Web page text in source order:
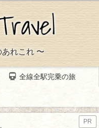
れこれ 〜
全線全駅完乗の旅
PR